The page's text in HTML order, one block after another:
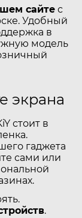
сайте с
Удобный
в
модель
экрана
стоит в
гаджета
сами или
.